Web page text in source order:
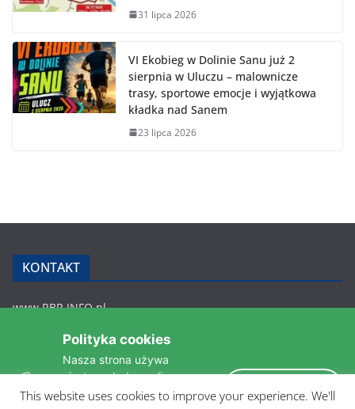
31 lipca 2026
VI Ekobieg w Dolinie Sanu już 2
sierpnia w Uluczu – malownicze
trasy, sportowe emocje i wyjątkowa
kładka nad Sanem
23 lipca 2026
KONTAKT
www.RBR.INFO.pl
36-200 Brzozów
rbr.info.pl@gmail.com
This website uses cookies to improve your experience. We'll
Polityka cookies
Nasza strona używa
ciasteczek do analizy
statystyk i zapewnienia
Akceptuję